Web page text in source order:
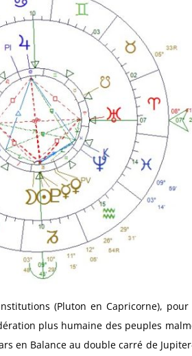
(Pluton en Capricorne),
plus humaine des peuples
en Balance au double carré de